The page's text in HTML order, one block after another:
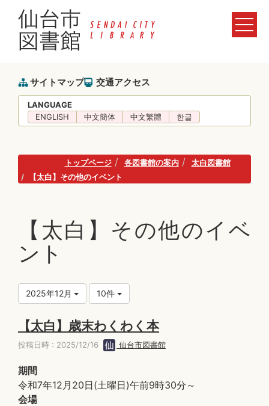
サイトマップ 交通アクセス
LANGUAGE
ENGLISH
中文簡体 中文繁體 한글
トップページ 各図書館の案内
太白図書館
【太白】その他のイベント
【太白】その他のイベ
ント
2025年12月 10件
【太白】歳末わくわく本
投稿日時 : 2025/12/16 仙台市図書館
期間
令和7年12月20日(土曜日)午前9時30分～
会場